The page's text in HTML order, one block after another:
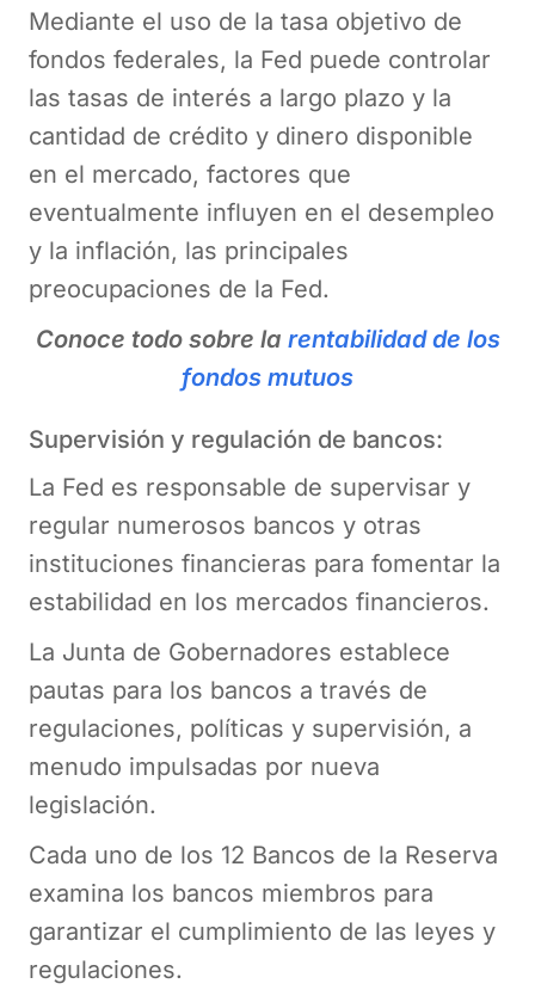
Mediante el uso de la tasa objetivo de
fondos federales, la Fed puede controlar
las tasas de interés a largo plazo y la
cantidad de crédito y dinero disponible
en el mercado, factores que
eventualmente influyen en el desempleo
y la inflación, las principales
preocupaciones de la Fed.
Conoce todo sobre la rentabilidad de los
fondos mutuos
Supervisión y regulación de bancos:
La Fed es responsable de supervisar y
regular numerosos bancos y otras
instituciones financieras para fomentar la
estabilidad en los mercados financieros.
La Junta de Gobernadores establece
pautas para los bancos a través de
regulaciones, políticas y supervisión, a
menudo impulsadas por nueva
legislación.
Cada uno de los 12 Bancos de la Reserva
examina los bancos miembros para
garantizar el cumplimiento de las leyes y
regulaciones.